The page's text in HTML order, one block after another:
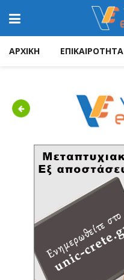
ΑΡΧΙΚΗ ΕΠΙΚΑΙΡΟΤΗΤΑ
Previous